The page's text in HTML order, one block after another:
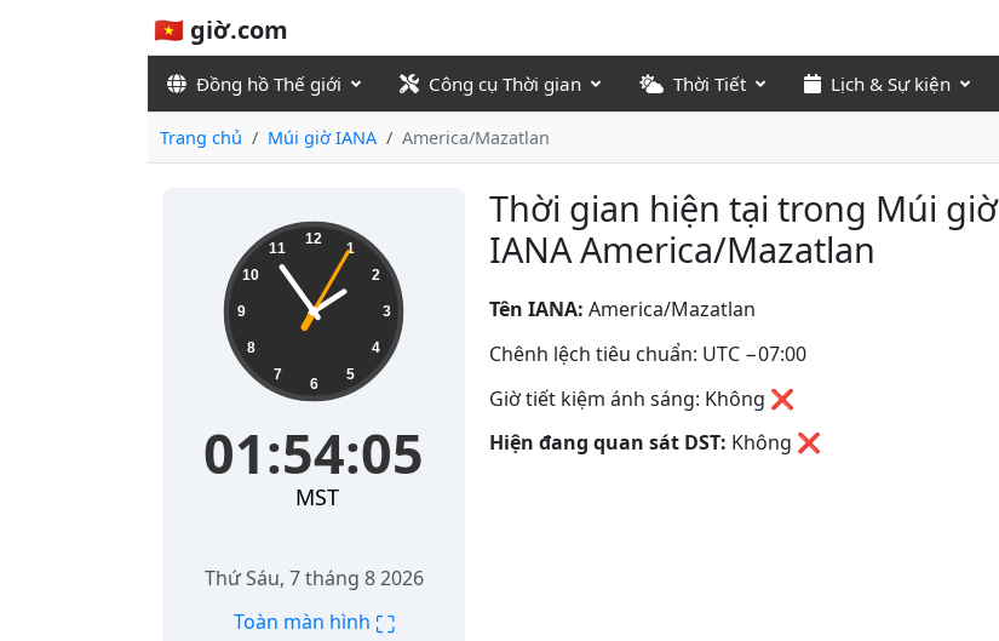
🇻🇳 giờ.com
Đồng hồ Thế giới Công cụ Thời gian Thời Tiết Lịch & Sự kiện
Trang chủ Múi giờ IANA America/Mazatlan
Thời gian hiện tại trong Múi giờ
IANA America/Mazatlan
01:54:05 12
1
2
3
4
5
6
7
8
9
10
11
01:54:05
MST
Thứ Sáu, 7 tháng 8 2026
Toàn màn hình ⛶
Tên IANA: America/Mazatlan
Chênh lệch tiêu chuẩn: UTC −07:00
Giờ tiết kiệm ánh sáng: Không ❌
Hiện đang quan sát DST: Không ❌